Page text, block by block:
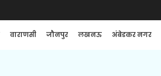
वाराणसी जौनपुर लखनऊ अंबेडकर नगर